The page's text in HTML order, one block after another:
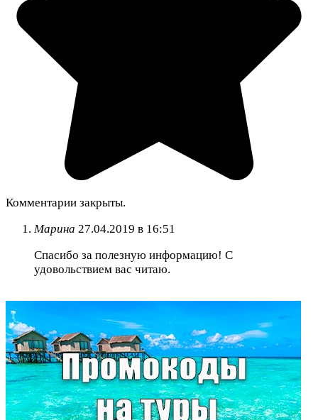
Комментарии закрыты.
Марина 27.04.2019 в 16:51
Спасибо за полезную информацию! С
удовольствием вас читаю.